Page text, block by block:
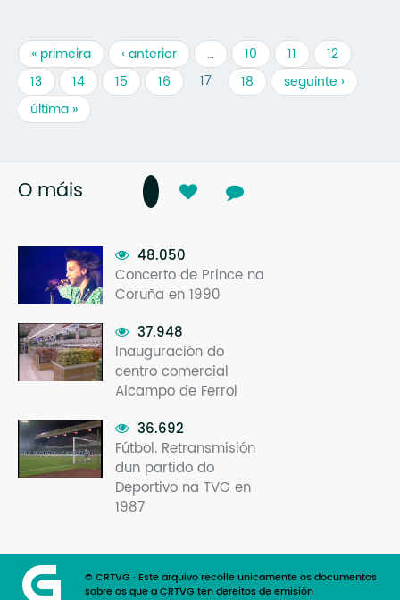
« primeira ‹ anterior … 10 11
12
13
14 15 16 17 18
seguinte ›
última »
O máis
48.050
Concerto de Prince na
Coruña en 1990
37.948
Inauguración do
centro comercial
Alcampo de Ferrol
36.692
Fútbol. Retransmisión
dun partido do
Deportivo na TVG en
1987
© CRTVG · Este arquivo recolle unicamente os documentos
sobre os que a CRTVG ten dereitos de emisión